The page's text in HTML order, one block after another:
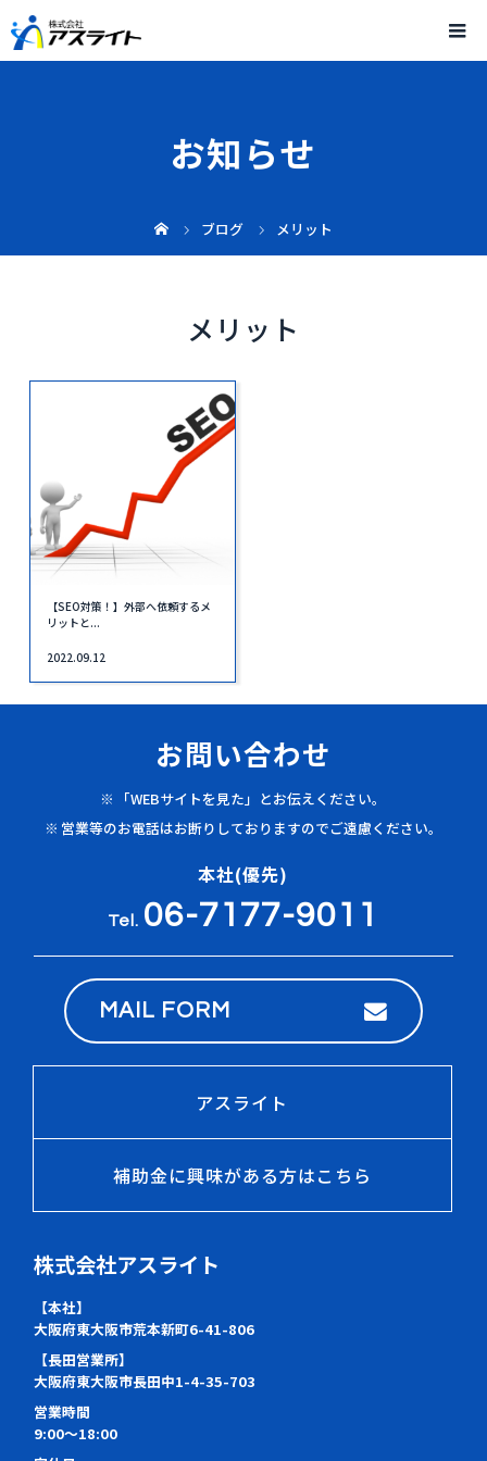
お知らせ
ブログ メリット
メリット
【SEO対策！】外部へ依頼するメ
リットと...
2022.09.12
お問い合わせ
「WEBサイトを見た」とお伝えください。
営業等のお電話はお断りしておりますのでご遠慮ください。
本社(優先)
Tel. 06-7177-9011
MAIL FORM
アスライト
補助金に興味がある方はこちら
株式会社アスライト
【本社】
大阪府東大阪市荒本新町6-41-806
【長田営業所】
大阪府東大阪市長田中1-4-35-703
営業時間
9:00～18:00